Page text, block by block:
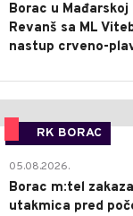
Borac u
Revanš sa ML
nastup crveno-
RK BORAC
05.08.2026.
Borac m:tel
utakmica pred